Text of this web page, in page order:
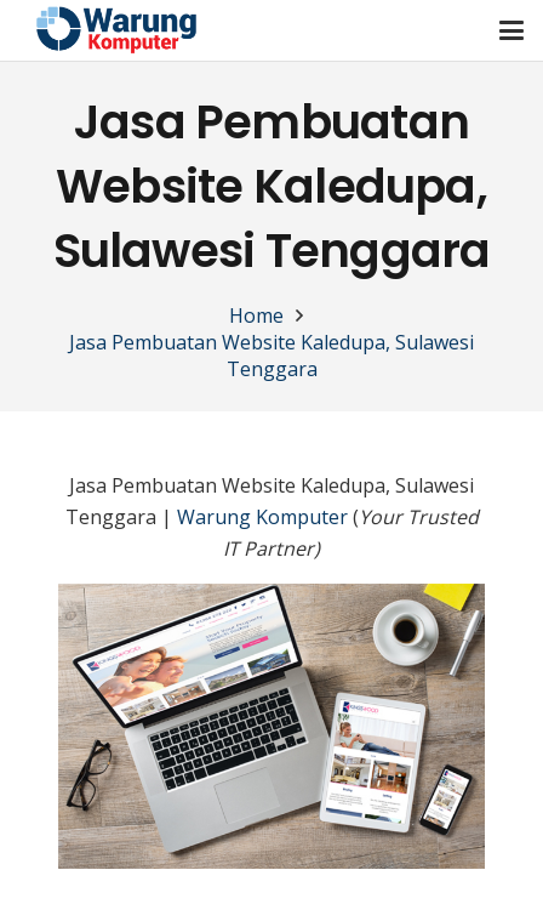
Jasa Pembuatan
Website Kaledupa,
Sulawesi Tenggara
Home
Jasa Pembuatan Website Kaledupa, Sulawesi
Tenggara
Jasa Pembuatan Website Kaledupa, Sulawesi
Tenggara | Warung Komputer(Your Trusted
IT Partner)